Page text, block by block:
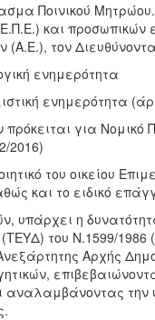
Ποινικού
και προσωπικών
(Α.Ε.), τον
ενημερότητα
ενημερότητα
πρόκειται για
2016)
του οικείου
και το ειδικό
υπάρχει η
του Ν.1599/1986
Αρχής
την